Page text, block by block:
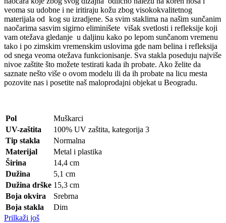
veoma su udobne i ne iritiraju kožu zbog visokokvalitetnog
materijala od kog su izradjene. Sa svim staklima na našim sunčanim
naočarima sasvim sigirno eliminišete višak svetlosti i refleksije koji
vam otežava gledanje u daljinu kako po lepom sunčanom vremenu
tako i po zimskim vremenskim uslovima gde nam belina i refleksija
od snega veoma otežava funkcionisanje. Sva stakla poseduju najviše
nivoe zaštite što možete testirati kada ih probate. Ako želite da
saznate nešto više o ovom modelu ili da ih probate na licu mesta
pozovite nas i posetite naš maloprodajni objekat u Beogradu.
Pol
Muškarci
UV-zaštita
100% UV zaštita, kategorija 3
Tip stakla
Normalna
Materijal
Metal i plastika
Širina
14,4 cm
Dužina
5,1 cm
Dužina drške 15,3 cm
Boja okvira
Srebrna
Boja stakla
Dim
Prilkaži još